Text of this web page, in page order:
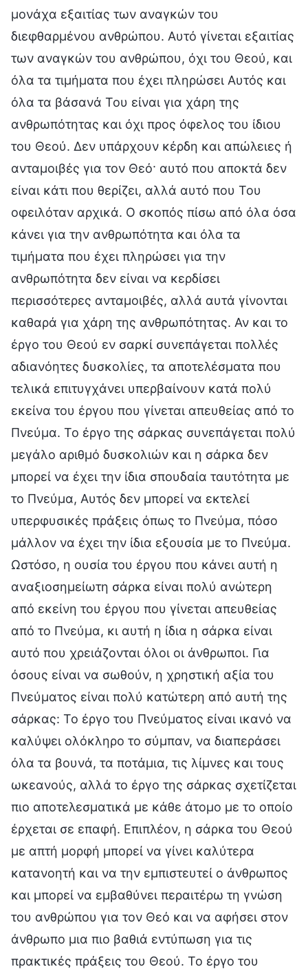
μονάχα εξαιτίας των αναγκών του
διεφθαρμένου ανθρώπου. Αυτό γίνεται εξαιτίας
των αναγκών του ανθρώπου, όχι του Θεού, και
όλα τα τιμήματα που έχει πληρώσει Αυτός και
όλα τα βάσανά Του είναι για χάρη της
ανθρωπότητας και όχι προς όφελος του ίδιου
του Θεού. Δεν υπάρχουν κέρδη και απώλειες ή
ανταμοιβές για τον Θεό· αυτό που αποκτά δεν
είναι κάτι που θερίζει, αλλά αυτό που Του
οφειλόταν αρχικά. Ο σκοπός πίσω από όλα όσα
κάνει για την ανθρωπότητα και όλα τα
τιμήματα που έχει πληρώσει για την
ανθρωπότητα δεν είναι να κερδίσει
περισσότερες ανταμοιβές, αλλά αυτά γίνονται
καθαρά για χάρη της ανθρωπότητας. Αν και το
έργο του Θεού εν σαρκί συνεπάγεται πολλές
αδιανόητες δυσκολίες, τα αποτελέσματα που
τελικά επιτυγχάνει υπερβαίνουν κατά πολύ
εκείνα του έργου που γίνεται απευθείας από το
Πνεύμα. Το έργο της σάρκας συνεπάγεται πολύ
μεγάλο αριθμό δυσκολιών και η σάρκα δεν
μπορεί να έχει την ίδια σπουδαία ταυτότητα με
το Πνεύμα, Αυτός δεν μπορεί να εκτελεί
υπερφυσικές πράξεις όπως το Πνεύμα, πόσο
μάλλον να έχει την ίδια εξουσία με το Πνεύμα.
Ωστόσο, η ουσία του έργου που κάνει αυτή η
αναξιοσημείωτη σάρκα είναι πολύ ανώτερη
από εκείνη του έργου που γίνεται απευθείας
από το Πνεύμα, κι αυτή η ίδια η σάρκα είναι
αυτό που χρειάζονται όλοι οι άνθρωποι. Για
όσους είναι να σωθούν, η χρηστική αξία του
Πνεύματος είναι πολύ κατώτερη από αυτή της
σάρκας: Το έργο του Πνεύματος είναι ικανό να
καλύψει ολόκληρο το σύμπαν, να διαπεράσει
όλα τα βουνά, τα ποτάμια, τις λίμνες και τους
ωκεανούς, αλλά το έργο της σάρκας σχετίζεται
πιο αποτελεσματικά με κάθε άτομο με το οποίο
έρχεται σε επαφή. Επιπλέον, η σάρκα του Θεού
με απτή μορφή μπορεί να γίνει καλύτερα
κατανοητή και να την εμπιστευτεί ο άνθρωπος
και μπορεί να εμβαθύνει περαιτέρω τη γνώση
του ανθρώπου για τον Θεό και να αφήσει στον
άνθρωπο μια πιο βαθιά εντύπωση για τις
πρακτικές πράξεις του Θεού. Το έργο του